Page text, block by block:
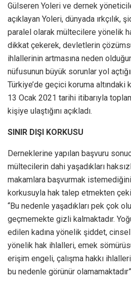
Gülseren Yoleri ve dernek
açıklayan Yoleri, dünyada ırkçılık,
paralel olarak mültecilere yönelik
dikkat çekerek, devletlerin
ihlallerinin artmasına neden
nüfusunun büyük sorunlar yol
Türkiye’de geçici koruma altındaki
13 Ocak 2021 tarihi itibarıyla
kişiye ulaştığını açıkladı.
SINIR DIŞI KORKUSU
Derneklerine yapılan başvuru
mültecilerin dahi yaşadıkları
makamlara başvurmak istemediğini,
korkusuyla hak talep etmekten
“Bu nedenle yaşadıkları pek çok
geçmemekte gizli kalmaktadır.
edilen kadına yönelik şiddet,
yönelik hak ihlalleri, emek
erişim engeli, çalışma hakkı
bu nedenle görünür